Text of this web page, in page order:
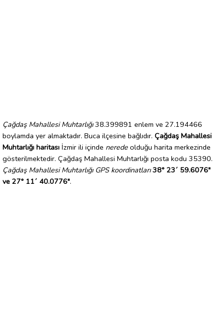
Çağdaş Mahallesi Muhtarlığı38.399891 enlem ve 27.194466
boylamda yer almaktadır. Buca ilçesine bağlıdır. Çağdaş Mahallesi
Muhtarlığı haritası İzmir ili içinde nerede olduğu harita merkezinde
gösterilmektedir. Çağdaş Mahallesi Muhtarlığı posta kodu 35390.
Çağdaş Mahallesi Muhtarlığı GPS koordinatları 38° 23´ 59.6076"
ve 27° 11´ 40.0776".